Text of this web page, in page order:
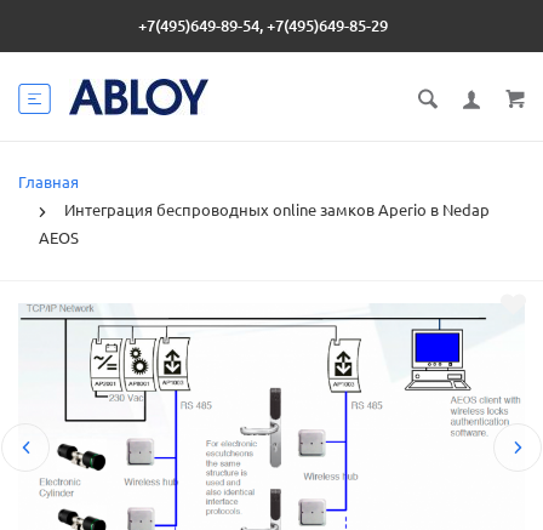
+7(495)649-89-54, +7(495)649-85-29
Главная
Интеграция беспроводных online замков Aperio в Nedap
AEOS